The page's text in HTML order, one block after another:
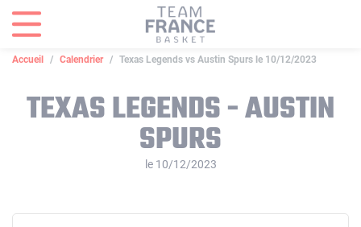
Accueil Calendrier Texas Legends vs Austin Spurs le 10/12/2023
TEXAS LEGENDS - AUSTIN
SPURS
le 10/12/2023
Panneau de gestion des cookies